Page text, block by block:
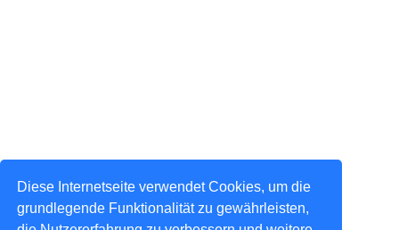
Diese Internetseite verwendet Cookies, um die
grundlegende Funktionalität zu gewährleisten,